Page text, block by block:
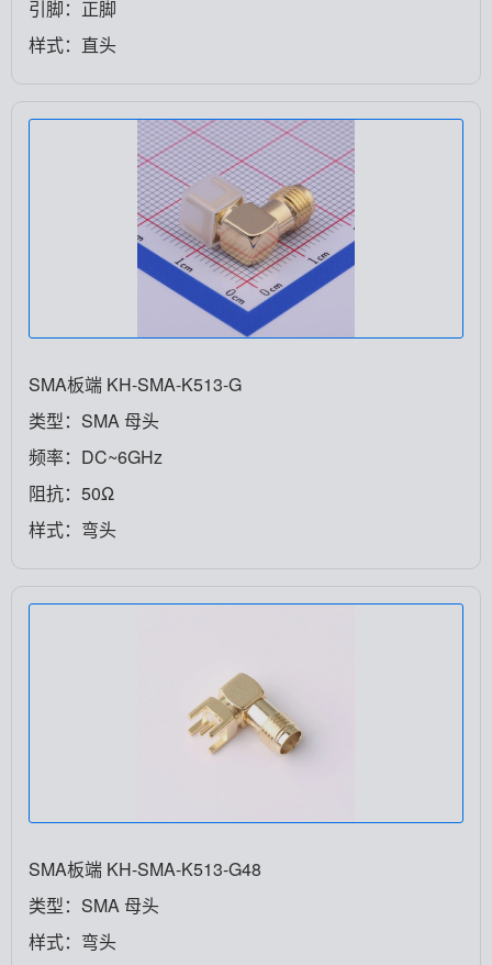
引脚：正脚
样式：直头
SMA板端 KH-SMA-K513-G
类型：SMA 母头
频率：DC~6GHz
阻抗：50Ω
样式：弯头
SMA板端 KH-SMA-K513-G48
类型：SMA 母头
样式：弯头